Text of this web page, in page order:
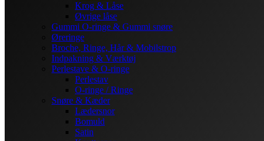
Krog & Låse
Øvrige låse
Gummi O-ringe & Gummi snøre
Øreringe
Broche, Ringe, Hår & Mobilstrop
Indpakning & Værktøj
Perlestave & O-ringe
Perlestav
O-ringe / Ringe
Snøre & Kæder
Lædersnor
Bomuld
Satin